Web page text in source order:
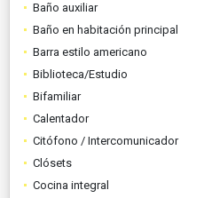
Baño auxiliar
Baño en habitación principal
Barra estilo americano
Biblioteca/Estudio
Bifamiliar
Calentador
Citófono / Intercomunicador
Clósets
Cocina integral